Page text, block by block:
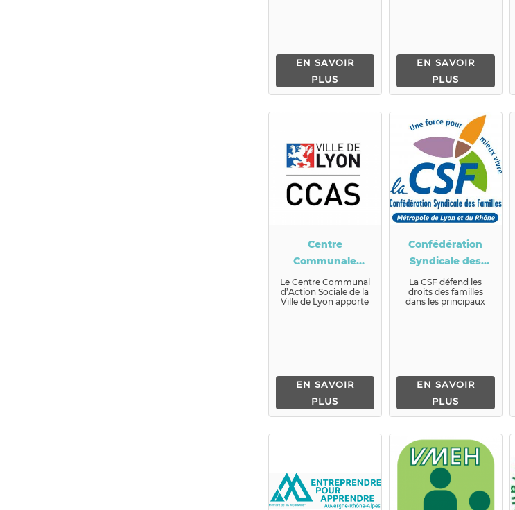
EN SAVOIR
PLUS
EN SAVOIR
PLUS
Centre
Communale
d'Action Sociale
Le Centre Communal
d’Action Sociale de la
Ville de Lyon apporte
EN SAVOIR
PLUS
Confédération
Syndicale des
Familles
La CSF défend les
droits des familles
dans les principaux
EN SAVOIR
PLUS